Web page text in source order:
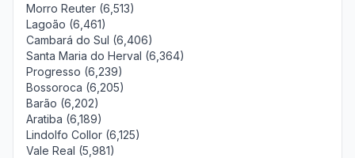
Morro Reuter (6,513)
Lagoão (6,461)
Cambará do Sul (6,406)
Santa Maria do Herval (6,364)
Progresso (6,239)
Bossoroca (6,205)
Barão (6,202)
Aratiba (6,189)
Lindolfo Collor (6,125)
Vale Real (5,981)